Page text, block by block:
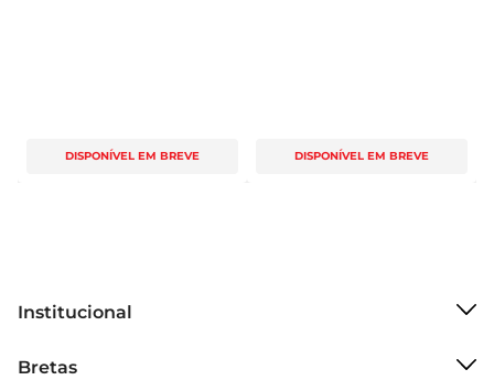
DISPONÍVEL EM BREVE DISPONÍVEL EM BREVE
Institucional
Grupo Cencosud
Bretas